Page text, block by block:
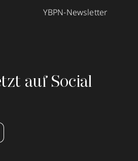
YBPN-Newsletter
auf Social